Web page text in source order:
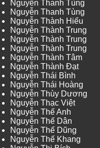
Nguyễn Thanh Tùng
Nguyễn Thanh Tùng
Nguyễn Thành Hiếu
Nguyễn Thành Trung
Nguyễn Thành Trung
Nguyễn Thành Trung
Nguyễn Thành Tâm
Nguyễn Thành Đạt
Nguyễn Thái Bình
Nguyễn Thái Hoàng
Nguyễn Thùy Dương
Nguyễn Thạc Việt
Nguyễn Thế Anh
Nguyễn Thế Dân
Nguyễn Thế Dũng
Nguyễn Thế Khang